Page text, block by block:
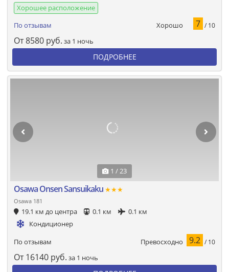
Хорошее расположение
По отзывам
Хорошо 7 / 10
От8580 руб. за 1 ночь
ПОДРОБНЕЕ
1 / 23
Osawa Onsen Sansuikaku ★★★
Osawa 181
19.1 км до центра 0.1 км
0.1 км
Кондиционер
По отзывам Превосходно 9.2 / 10
От 16140 руб. за 1 ночь